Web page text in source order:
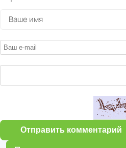
Отправить комментарий